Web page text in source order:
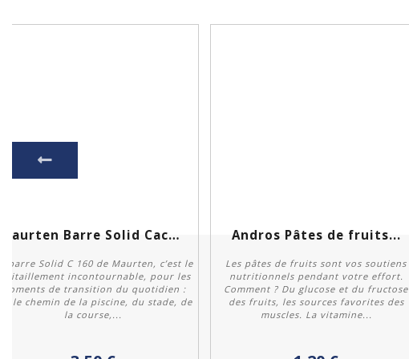
Acheter
Maurten Barre Solid Cacao 160
barre Solid C 160 de Maurten, c’est le
incontournable, pour les
moments de transition du quotidien :
le chemin de la piscine, du stade, de
la course,...
Acheter
Andros Pâtes de fruits...
Les pâtes de fruits sont vos soutiens
nutritionnels pendant votre effort.
Comment ? Du glucose et du fructose
des fruits, les sources favorites des
muscles. La vitamine...